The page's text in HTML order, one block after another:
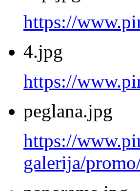
https://
4.jpg
https://
peglana.jpg
https://
galerija/